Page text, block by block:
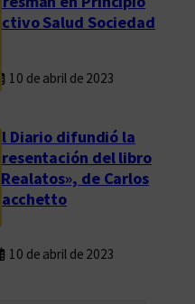
Activo Salud Sociedad
10 de abril de 2023
El Diario difundió la
presentación del libro
«Realatos», de Carlos
Sacchetto
10 de abril de 2023